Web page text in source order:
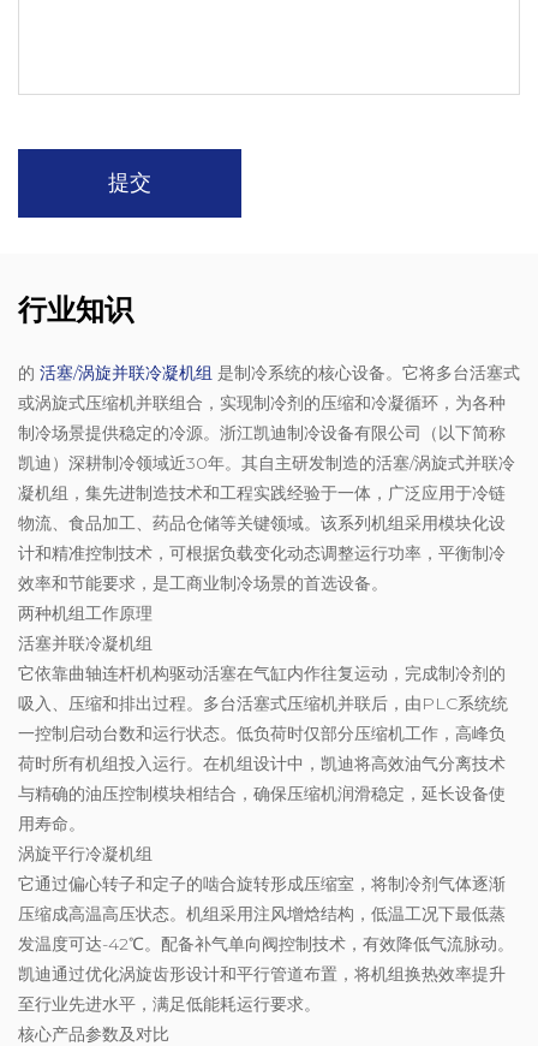
行业知识
的 活塞/涡旋并联冷凝机组 是制冷系统的核心设备。它将多台活塞式
或涡旋式压缩机并联组合，实现制冷剂的压缩和冷凝循环，为各种
制冷场景提供稳定的冷源。浙江凯迪制冷设备有限公司（以下简称
凯迪）深耕制冷领域近30年。其自主研发制造的活塞/涡旋式并联冷
凝机组，集先进制造技术和工程实践经验于一体，广泛应用于冷链
物流、食品加工、药品仓储等关键领域。该系列机组采用模块化设
计和精准控制技术，可根据负载变化动态调整运行功率，平衡制冷
效率和节能要求，是工商业制冷场景的首选设备。
两种机组工作原理
活塞并联冷凝机组
它依靠曲轴连杆机构驱动活塞在气缸内作往复运动，完成制冷剂的
吸入、压缩和排出过程。多台活塞式压缩机并联后，由PLC系统统
一控制启动台数和运行状态。低负荷时仅部分压缩机工作，高峰负
荷时所有机组投入运行。在机组设计中，凯迪将高效油气分离技术
与精确的油压控制模块相结合，确保压缩机润滑稳定，延长设备使
用寿命。
涡旋平行冷凝机组
它通过偏心转子和定子的啮合旋转形成压缩室，将制冷剂气体逐渐
压缩成高温高压状态。机组采用注风增焓结构，低温工况下最低蒸
发温度可达-42℃。配备补气单向阀控制技术，有效降低气流脉动。
凯迪通过优化涡旋齿形设计和平行管道布置，将机组换热效率提升
至行业先进水平，满足低能耗运行要求。
核心产品参数及对比